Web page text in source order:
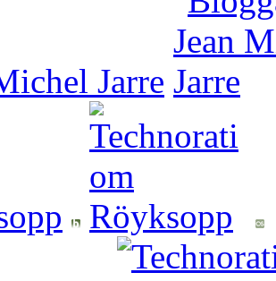
Jarre